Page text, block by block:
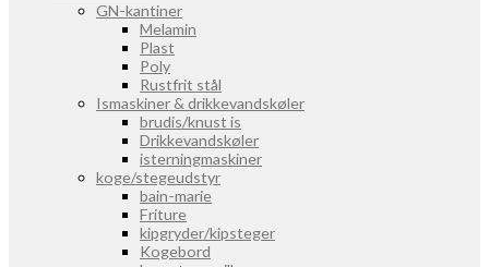
GN-kantiner
Melamin
Plast
Poly
Rustfrit stål
Ismaskiner & drikkevandskøler
brudis/knust is
Drikkevandskøler
isterningmaskiner
koge/stegeudstyr
bain-marie
Friture
kipgryder/kipsteger
Kogebord